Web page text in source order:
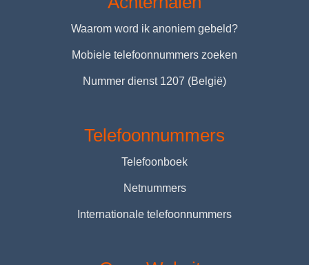
Waarom word ik anoniem gebeld?
Mobiele telefoonnummers zoeken
Nummer dienst 1207 (België)
Telefoonnummers
Telefoonboek
Netnummers
Internationale telefoonnummers